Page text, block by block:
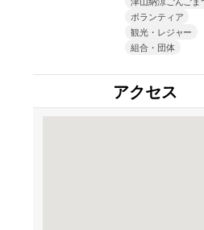
ボランティア
観光・レジャー
組合・団体
アクセス